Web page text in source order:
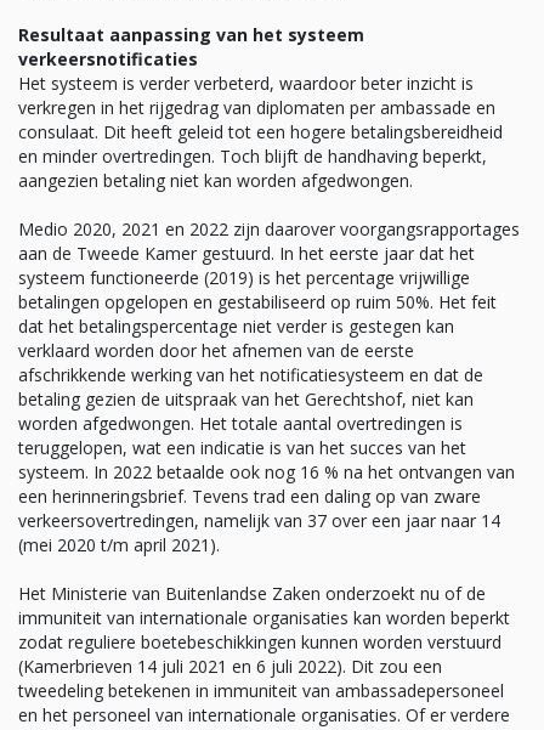
Resultaat aanpassing van het systeem
verkeersnotificaties
Het systeem is verder verbeterd, waardoor beter inzicht is
verkregen in het rijgedrag van diplomaten per ambassade en
consulaat. Dit heeft geleid tot een hogere betalingsbereidheid
en minder overtredingen. Toch blijft de handhaving beperkt,
aangezien betaling niet kan worden afgedwongen.
Medio 2020, 2021 en 2022 zijn daarover voorgangsrapportages
aan de Tweede Kamer gestuurd. In het eerste jaar dat het
systeem functioneerde (2019) is het percentage vrijwillige
betalingen opgelopen en gestabiliseerd op ruim 50%. Het feit
dat het betalingspercentage niet verder is gestegen kan
verklaard worden door het afnemen van de eerste
afschrikkende werking van het notificatiesysteem en dat de
betaling gezien de uitspraak van het Gerechtshof, niet kan
worden afgedwongen. Het totale aantal overtredingen is
teruggelopen, wat een indicatie is van het succes van het
systeem. In 2022 betaalde ook nog 16 % na het ontvangen van
een herinneringsbrief. Tevens trad een daling op van zware
verkeersovertredingen, namelijk van 37 over een jaar naar 14
(mei 2020 t/m april 2021).
Het Ministerie van Buitenlandse Zaken onderzoekt nu of de
immuniteit van internationale organisaties kan worden beperkt
zodat reguliere boetebeschikkingen kunnen worden verstuurd
(Kamerbrieven 14 juli 2021 en 6 juli 2022). Dit zou een
tweedeling betekenen in immuniteit van ambassadepersoneel
en het personeel van internationale organisaties. Of er verdere